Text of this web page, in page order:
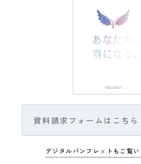
資料請求フォームはこちら
デジタルパンフレットもご覧い